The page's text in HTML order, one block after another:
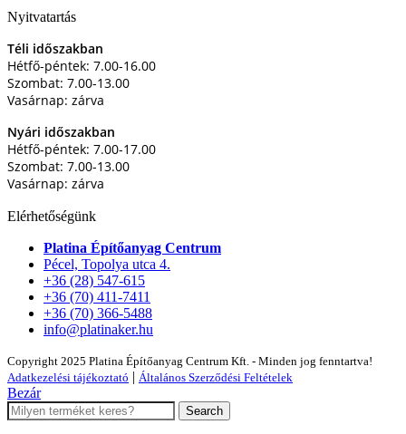
Nyitvatartás
Téli időszakban
Hétfő-péntek: 7.00-16.00
Szombat: 7.00-13.00
Vasárnap: zárva
Nyári időszakban
Hétfő-péntek: 7.00-17.00
Szombat: 7.00-13.00
Vasárnap: zárva
Elérhetőségünk
Platina Építőanyag Centrum
Pécel, Topolya utca 4.
+36 (28) 547-615
+36 (70) 411-7411
+36 (70) 366-5488
info@platinaker.hu
Copyright 2025 Platina Építőanyag Centrum Kft. - Minden jog fenntartva!
Adatkezelési tájékoztató | Általános Szerződési Feltételek
Bezár
Search